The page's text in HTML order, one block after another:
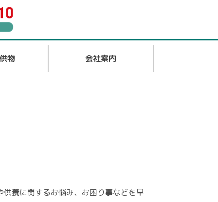
物 会社案内
養に関するお悩み、お困り事などを早